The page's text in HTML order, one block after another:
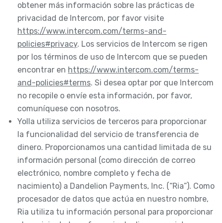
obtener más información sobre las prácticas de
privacidad de Intercom, por favor visite
https://www.intercom.com/terms-and-
policies#privacy. Los servicios de Intercom se rigen
por los términos de uso de Intercom que se pueden
encontrar en https://www.intercom.com/terms-
and-policies#terms. Si desea optar por que Intercom
no recopile o envíe esta información, por favor,
comuníquese con nosotros.
Yolla utiliza servicios de terceros para proporcionar
la funcionalidad del servicio de transferencia de
dinero. Proporcionamos una cantidad limitada de su
información personal (como dirección de correo
electrónico, nombre completo y fecha de
nacimiento) a Dandelion Payments, Inc. (“Ria”). Como
procesador de datos que actúa en nuestro nombre,
Ria utiliza tu información personal para proporcionar